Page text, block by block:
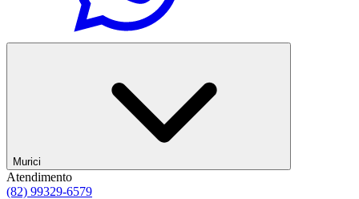
Murici
Atendimento
(82) 99329-6579